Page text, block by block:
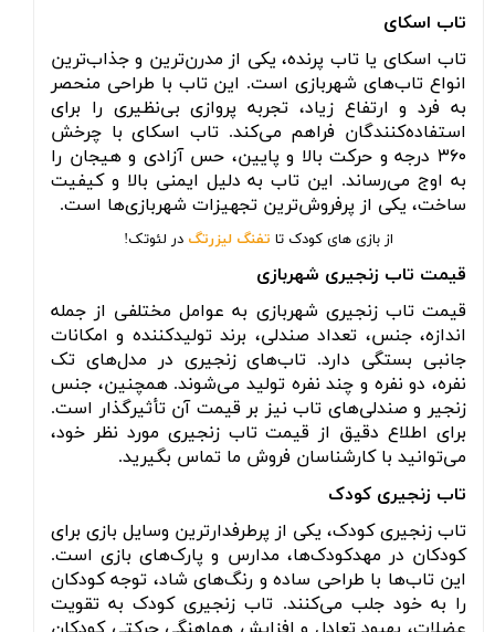
تاب اسکای
تاب اسکای یا تاب پرنده، یکی از مدرن‌ترین و جذاب‌ترین
انواع تاب‌های شهربازی است. این تاب با طراحی منحصر
به فرد و ارتفاع زیاد، تجربه پروازی بی‌نظیری را برای
استفاده‌کنندگان فراهم می‌کند. تاب اسکای با چرخش
۳۶۰ درجه و حرکت بالا و پایین، حس آزادی و هیجان را
به اوج می‌رساند. این تاب به دلیل ایمنی بالا و کیفیت
ساخت، یکی از پرفروش‌ترین تجهیزات شهربازی‌ها است.
از بازی های کودک تا تفنگ لیزرتگ در لئوتک!
قیمت تاب زنجیری شهربازی
قیمت تاب زنجیری شهربازی به عوامل مختلفی از جمله
اندازه، جنس، تعداد صندلی، برند تولیدکننده و امکانات
جانبی بستگی دارد. تاب‌های زنجیری در مدل‌های تک
نفره، دو نفره و چند نفره تولید می‌شوند.همچنین، جنس
زنجیر و صندلی‌های تاب نیز بر قیمت آن تأثیرگذار است.
برای اطلاع دقیق از قیمت تاب زنجیری مورد نظر خود،
می‌توانید با کارشناسان فروش ما تماس بگیرید.
تاب زنجیری کودک
تاب زنجیری کودک، یکی از پرطرفدارترین وسایل بازی برای
کودکان در مهدکودک‌ها، مدارس و پارک‌های بازی است.
این تاب‌ها با طراحی ساده و رنگ‌های شاد، توجه کودکان
را به خود جلب می‌کنند. تاب زنجیری کودک به تقویت